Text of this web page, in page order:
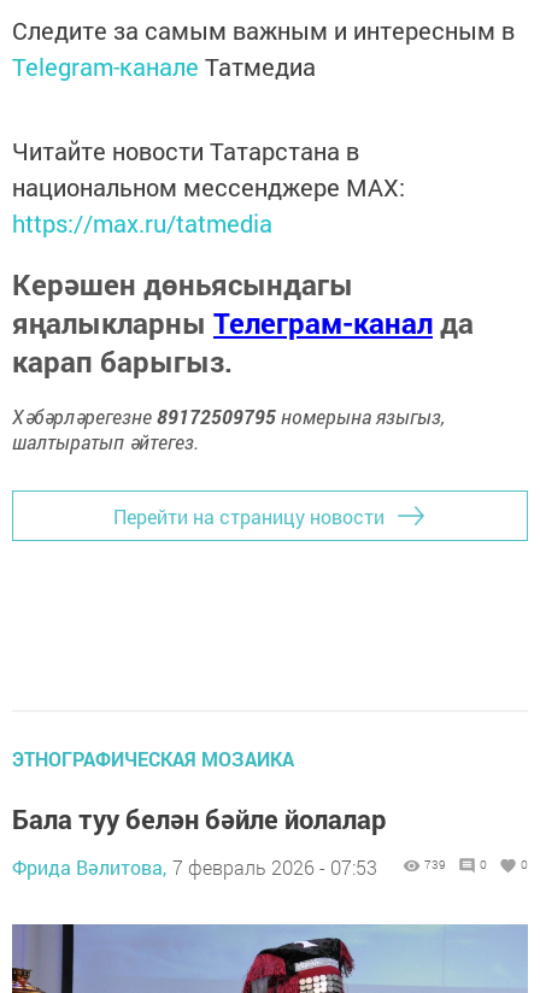
Следите за самым важным и интересным в
Telegram-канале Татмедиа
Читайте новости Татарстана в
национальном мессенджере MАХ:
https://max.ru/tatmedia
Керәшен дөньясындагы
яңалыкларны Телеграм-каналда
карап барыгыз.
Хәбәрләрегезне89172509795номерына языгыз,
шалтыратып әйтегез.
Перейти на страницу новости
ЭТНОГРАФИЧЕСКАЯ МОЗАИКА
Бала туу белән бәйле йолалар
Фрида Вәлитова, 7 февраль 2026 - 07:53 739 0 0